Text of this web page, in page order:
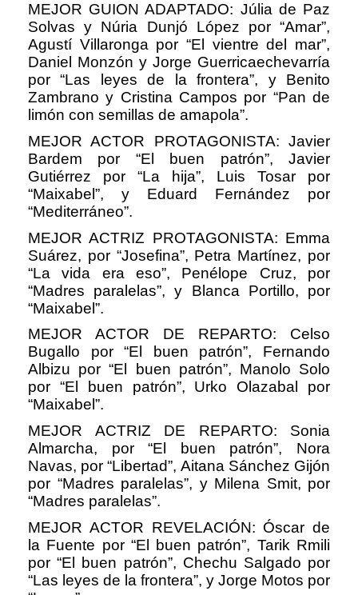
MEJOR GUION ADAPTADO: Júlia de Paz
Solvas y Núria Dunjó López por “Amar”,
Agustí Villaronga por “El vientre del mar”,
Daniel Monzón y Jorge Guerricaechevarría
por “Las leyes de la frontera”, y Benito
Zambrano y Cristina Campos por “Pan de
limón con semillas de amapola”.
MEJOR ACTOR PROTAGONISTA: Javier
Bardem por “El buen patrón”, Javier
Gutiérrez por “La hija”, Luis Tosar por
“Maixabel”, y Eduard Fernández por
“Mediterráneo”.
MEJOR ACTRIZ PROTAGONISTA: Emma
Suárez, por “Josefina”, Petra Martínez, por
“La vida era eso”, Penélope Cruz, por
“Madres paralelas”, y Blanca Portillo, por
“Maixabel”.
MEJOR ACTOR DE REPARTO: Celso
Bugallo por “El buen patrón”, Fernando
Albizu por “El buen patrón”, Manolo Solo
por “El buen patrón”, Urko Olazabal por
“Maixabel”.
MEJOR ACTRIZ DE REPARTO: Sonia
Almarcha, por “El buen patrón”, Nora
Navas, por “Libertad”, Aitana Sánchez Gijón
por “Madres paralelas”, y Milena Smit, por
“Madres paralelas”.
MEJOR ACTOR REVELACIÓN: Óscar de
la Fuente por “El buen patrón”, Tarik Rmili
por “El buen patrón”, Chechu Salgado por
“Las leyes de la frontera”, y Jorge Motos por